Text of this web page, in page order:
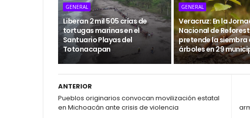
GENERAL
Liberan 2 mil 505 crías de
tortugas marinas en el
Santuario Playas del
Totonacapan
GENERAL
Veracruz: En la
Nacional de
pretende la siembra
árboles en 29
ANTERIOR
Pueblos originarios convocan movilización estatal
en Michoacán ante crisis de violencia